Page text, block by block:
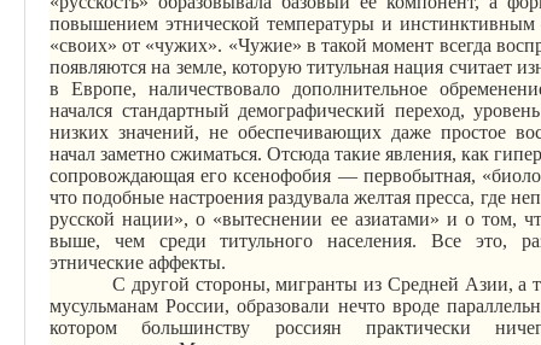
повышением этнической температуры и
«своих» от «чужих». «Чужие» в такой момент всегда
появляются на земле, которую титульная нация считает
в Европе, наличествовало дополнительное
начался стандартный демографический переход,
низких значений, не обеспечивающих даже простое
начал заметно сжиматься. Отсюда такие явления, как
сопровождающая его ксенофобия — первобытная,
что подобные настроения раздувала желтая пресса, где
русской нации», о «вытеснении ее азиатами» и о том,
выше, чем среди титульного населения. Все это,
этнические аффекты.
С другой стороны, мигранты из Средней Азии, а
мусульманам России, образовали нечто вроде
котором большинству россиян практически